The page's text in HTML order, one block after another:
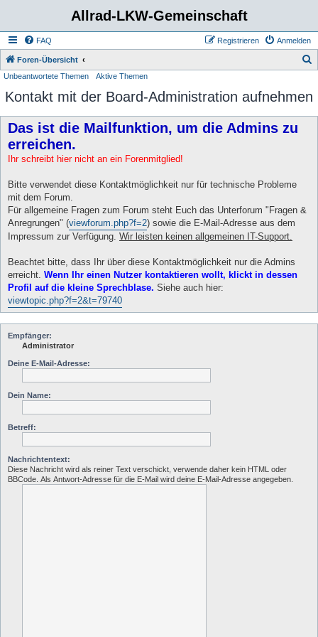
Allrad-LKW-Gemeinschaft
FAQ Anmelden
Registrieren
Foren-Übersicht
Unbeantwortete Themen Aktive Themen
Kontakt mit der Board-Administration aufnehmen
Das ist die Mailfunktion, um die Admins zu
erreichen.
Ihr schreibt hier nicht an ein Forenmitglied!
Bitte verwendet diese Kontaktmöglichkeit nur für technische Probleme
mit dem Forum.
Für allgemeine Fragen zum Forum steht Euch das Unterforum "Fragen &
Anregrungen" (viewforum.php?f=2) sowie die E-Mail-Adresse aus dem
Impressum zur Verfügung. Wir leisten keinen allgemeinen IT-Support.
Beachtet bitte, dass Ihr über diese Kontaktmöglichkeit nur die Admins
erreicht. Wenn Ihr einen Nutzer kontaktieren wollt, klickt in dessen
Profil auf die kleine Sprechblase. Siehe auch hier:
viewtopic.php?f=2&t=79740
Empfänger:
Administrator
Deine E-Mail-Adresse:
Dein Name:
Betreff:
Nachrichtentext:
Diese Nachricht wird als reiner Text verschickt, verwende daher kein HTML oder
BBCode. Als Antwort-Adresse für die E-Mail wird deine E-Mail-Adresse angegeben.